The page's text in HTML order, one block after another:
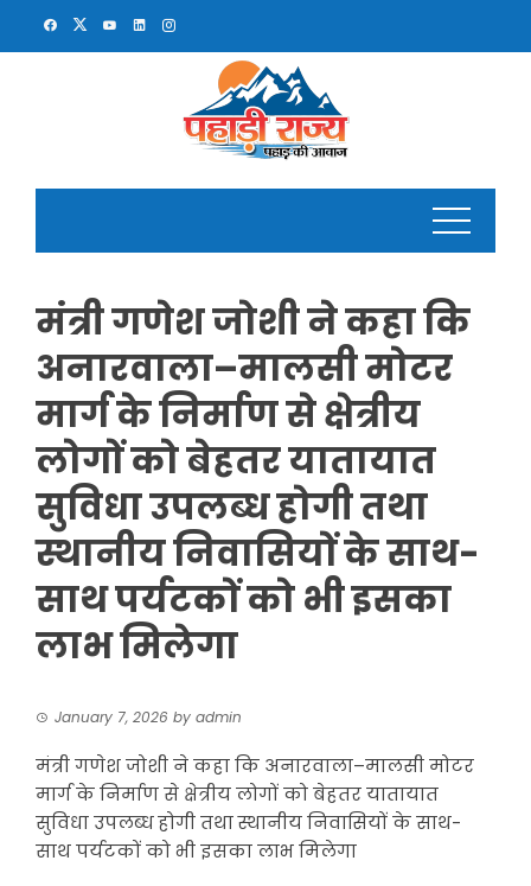
मंत्री गणेश जोशी ने कहा कि
अनारवाला–मालसी मोटर
मार्ग के निर्माण से क्षेत्रीय
लोगों को बेहतर यातायात
सुविधा उपलब्ध होगी तथा
स्थानीय निवासियों के साथ-
साथ पर्यटकों को भी इसका
लाभ मिलेगा
January 7, 2026 by admin
मंत्री गणेश जोशी ने कहा कि अनारवाला–मालसी मोटर
मार्ग के निर्माण से क्षेत्रीय लोगों को बेहतर यातायात
सुविधा उपलब्ध होगी तथा स्थानीय निवासियों के साथ-
साथ पर्यटकों को भी इसका लाभ मिलेगा